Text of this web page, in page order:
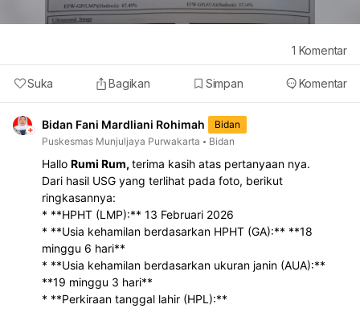
Suka Bagikan Simpan Komentar
1 Komentar
Bidan Fani Mardliani Rohimah
Bidan
Puskesmas Munjuljaya Purwakarta
Bidan
Hallo Rumi Rum, terima kasih atas pertanyaan nya.
Dari hasil USG yang terlihat pada foto, berikut
ringkasannya:
* **HPHT (LMP):** 13 Februari 2026
* **Usia kehamilan berdasarkan HPHT (GA):** **18
minggu 6 hari**
* **Usia kehamilan berdasarkan ukuran janin (AUA):**
**19 minggu 3 hari**
* **Perkiraan tanggal lahir (HPL):**